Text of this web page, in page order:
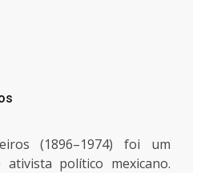
(1896–1974) foi um
político mexicano.